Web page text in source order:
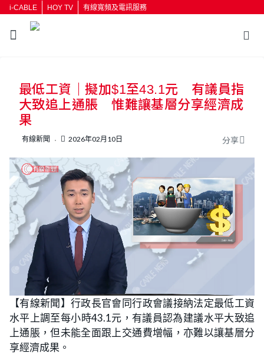
i-CABLE HOY TV 有線寬頻及電訊服務
按輸入鍵開始搜尋
最低工資｜擬加$1至43.1元 有議員指
大致追上通脹 惟難讓基層分享經濟成
果
有線新聞 2026年02月10日 分享
n
m
t
e
o
a
d
e
d
:
1
【有線新聞】行政長官會同行政會議接納法定最低工資
水平上調至每小時43.1元，有議員認為建議水平大致追
上通脹，但未能全面跟上交通費增幅，亦難以讓基層分
享經濟成果。